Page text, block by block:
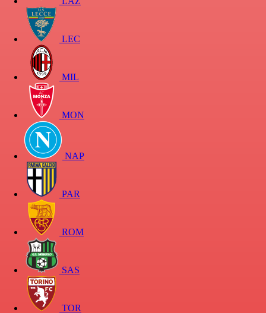
LEC
MIL
MON
NAP
PAR
ROM
SAS
TOR